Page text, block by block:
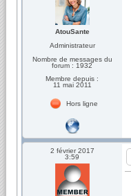
AtouSante
Administrateur
Nombre de messages du
forum : 1932
Membre depuis :
11 mai 2011
Hors ligne
2 février 2017
3:59